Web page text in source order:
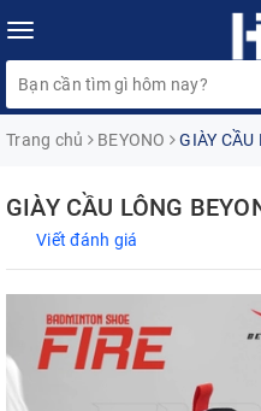
Toggle
navigation
Trang chủ BEYONO GIÀY CẦU
GIÀY CẦU LÔNG
Viết đánh giá